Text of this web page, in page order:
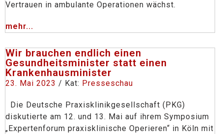
Vertrauen in ambulante Operationen wächst.
mehr...
Wir brauchen endlich einen
Gesundheitsminister statt einen
Krankenhausminister
23. Mai 2023 / Kat: Presseschau
Die Deutsche Praxisklinikgesellschaft (PKG)
diskutierte am 12. und 13. Mai auf ihrem Symposium
„Expertenforum praxisklinische Operieren“ in Köln mit